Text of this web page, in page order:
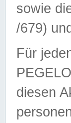
sowie
/679)
Für
diesen